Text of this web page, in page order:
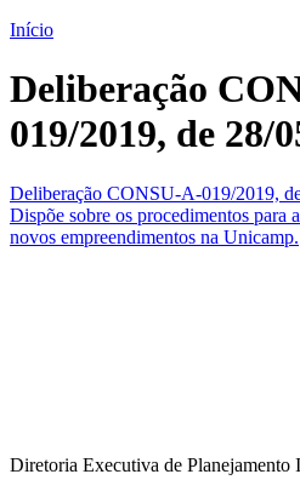
Início
Deliberação
019/2019, de 28/
Deliberação CONSU-A-019/2019,
Dispõe sobre os procedimentos para
novos empreendimentos na Unicamp.
Diretoria Executiva de Planejamento